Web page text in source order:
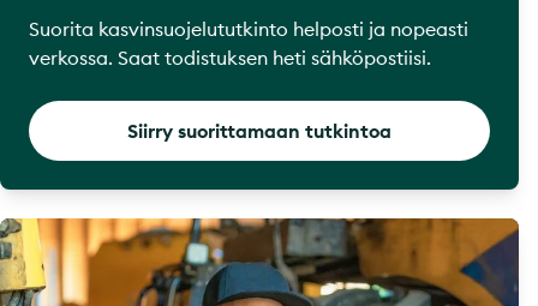
Suorita kasvinsuojelututkinto helposti ja nopeasti
verkossa. Saat todistuksen heti sähköpostiisi.
Siirry suorittamaan tutkintoa